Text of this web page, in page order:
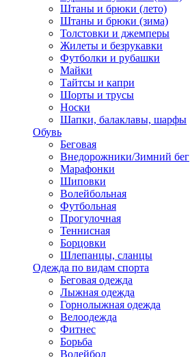
Штаны и брюки (лето)
Штаны и брюки (зима)
Толстовки и джемперы
Жилеты и безрукавки
Футболки и рубашки
Майки
Тайтсы и капри
Шорты и трусы
Носки
Шапки, балаклавы, шарфы
Обувь
Беговая
Внедорожники/Зимний бег
Марафонки
Шиповки
Волейбольная
Футбольная
Прогулочная
Теннисная
Борцовки
Шлепанцы, сланцы
Одежда по видам спорта
Беговая одежда
Лыжная одежда
Горнолыжная одежда
Велоодежда
Фитнес
Борьба
Волейбол